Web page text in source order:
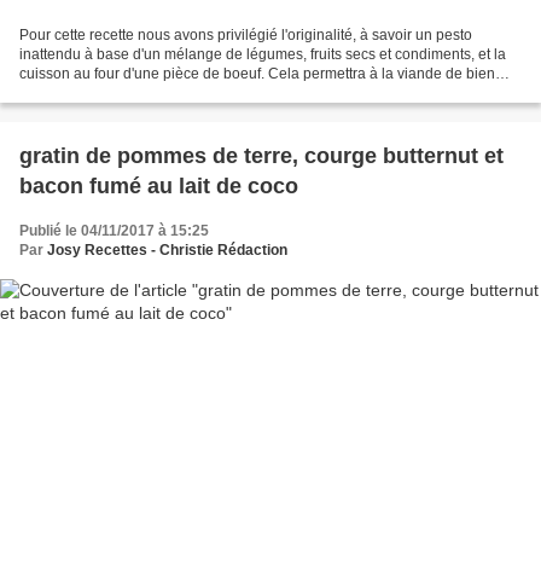
Pour cette recette nous avons privilégié l'originalité, à savoir un pesto
inattendu à base d'un mélange de légumes, fruits secs et condiments, et la
cuisson au four d'une pièce de boeuf. Cela permettra à la viande de bien
gratin de pommes de terre, courge butternut et
bacon fumé au lait de coco
Publié le 04/11/2017 à 15:25
Par Josy Recettes - Christie Rédaction